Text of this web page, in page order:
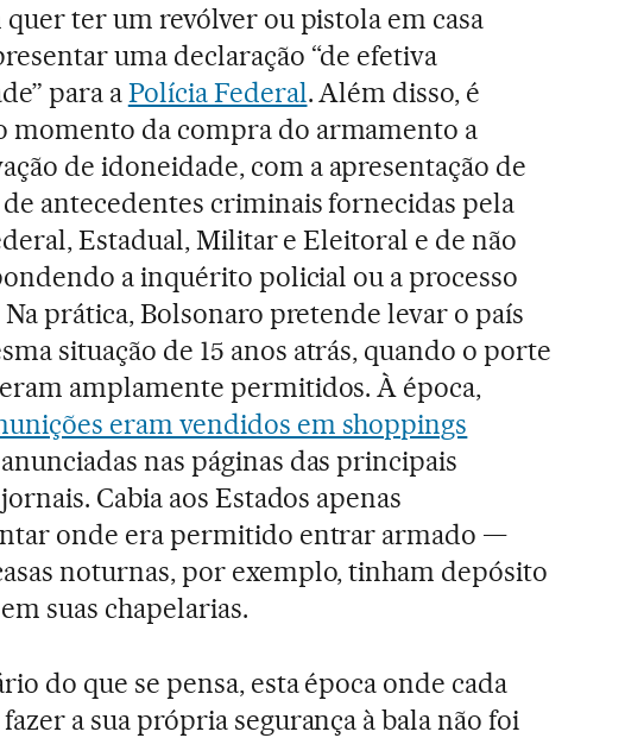
quer ter um revólver ou pistola em casa
uma declaração “de efetiva
para aPolícia Federal. Além disso, é
momento da compra do armamento a
de idoneidade, com a apresentação de
antecedentes criminais fornecidas pela
Estadual, Militar e Eleitoral e de não
a inquérito policial ou a processo
prática, Bolsonaro pretende levar o país
situação de 15 anos atrás, quando o porte
eram amplamente permitidos. À época,
eram vendidos em shoppings
nas páginas das principais
Cabia aos Estados apenas
onde era permitido entrar armado —
noturnas, por exemplo, tinham depósito
suas chapelarias.
do que se pensa, esta época onde cada
a sua própria segurança à bala não foi